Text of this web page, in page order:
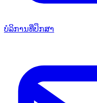
ບໍລິການທີ່ປຶກສາ